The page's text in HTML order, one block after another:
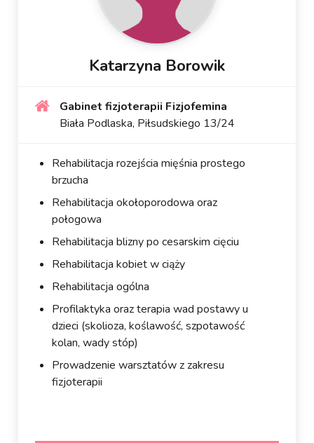
Katarzyna Borowik
Gabinet fizjoterapii Fizjofemina
Biała Podlaska, Piłsudskiego 13/24
Rehabilitacja rozejścia mięśnia prostego
brzucha
Rehabilitacja okołoporodowa oraz
połogowa
Rehabilitacja blizny po cesarskim cięciu
Rehabilitacja kobiet w ciąży
Rehabilitacja ogólna
Profilaktyka oraz terapia wad postawy u
dzieci (skolioza, koślawość, szpotawość
kolan, wady stóp)
Prowadzenie warsztatów z zakresu
fizjoterapii